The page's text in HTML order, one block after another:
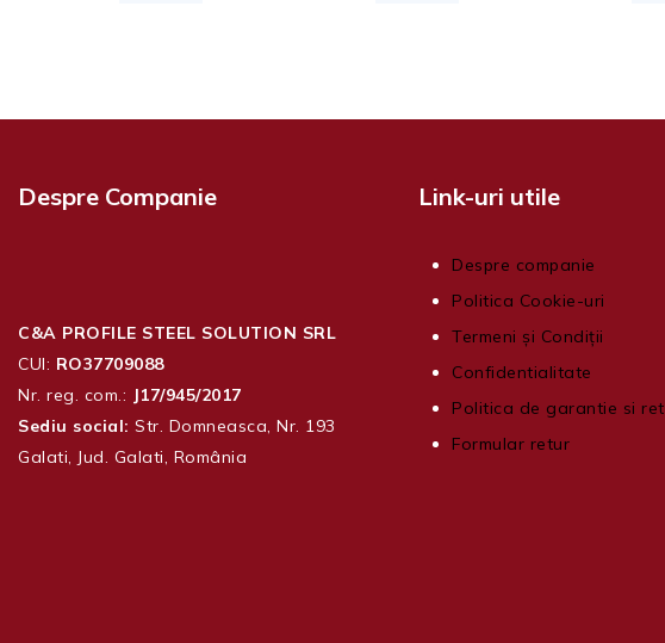
Despre Companie
C&A PROFILE STEEL SOLUTION SRL
CUI: RO37709088
Nr. reg. com.: J17/945/2017
Sediu social: Str. Domneasca, Nr. 193
Galati, Jud. Galati, România
Link-uri utile
Despre companie
Politica Cookie-uri
Termeni și Condiții
Confidentialitate
Politica de garantie si
Formular retur